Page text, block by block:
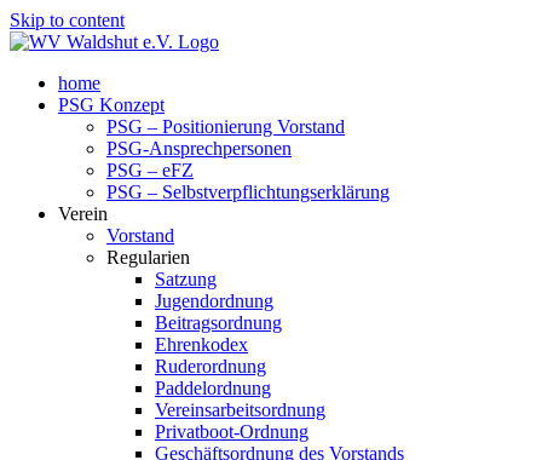
Skip to content
home
PSG Konzept
PSG – Positionierung Vorstand
PSG-Ansprechpersonen
PSG – eFZ
PSG – Selbstverpflichtungserklärung
Verein
Vorstand
Regularien
Satzung
Jugendordnung
Beitragsordnung
Ehrenkodex
Ruderordnung
Paddelordnung
Vereinsarbeitsordnung
Privatboot-Ordnung
Geschäftsordnung des Vorstands